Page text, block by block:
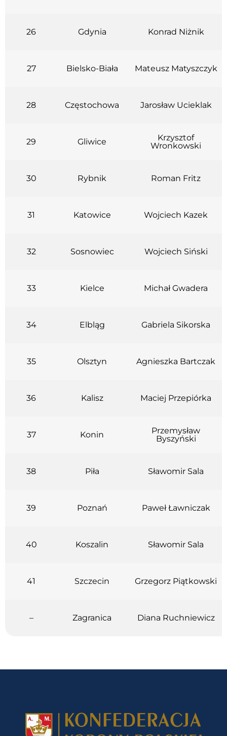
26 Gdynia Konrad Niżnik
27 Bielsko-Biała Mateusz Matyszczyk
28 Częstochowa Jarosław Ucieklak
29 Gliwice
Krzysztof
Wronkowski
30 Rybnik Roman Fritz
31 Katowice Wojciech Kazek
32 Sosnowiec Wojciech Siński
33 Kielce Michał Gwadera
34 Elbląg Gabriela Sikorska
35 Olsztyn Agnieszka Bartczak
36 Kalisz Maciej Przepiórka
37 Konin
Przemysław
Byszyński​
38 Piła Sławomir Sala
39 Poznań Paweł Ławniczak
40 Koszalin Sławomir Sala
41 Szczecin Grzegorz Piątkowski
– Zagranica Diana Ruchniewicz